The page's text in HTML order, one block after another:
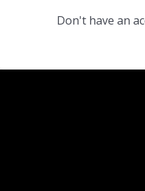
Don't have an